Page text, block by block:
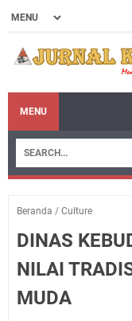
MENU
Beranda / Culture
DINAS
NILAI
MUDA